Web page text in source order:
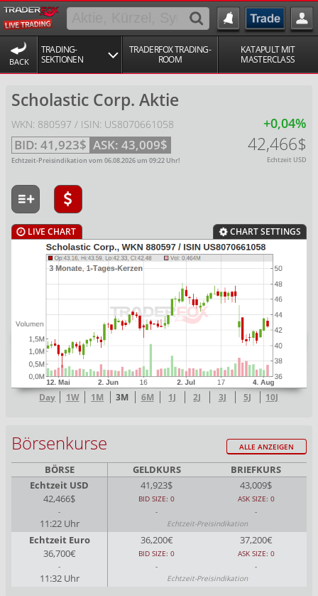
BACK
TRADING-
SEKTIONEN
TRADERFOX TRADING-
ROOM
KATAPULT MIT
MASTERCLASS
Scholastic Corp. Aktie
WKN: 880597 / ISIN: US8070661058
BID:41,923$ ASK:43,009$
Echtzeit-Preisindikation vom 06.08.2026um 09:22 Uhr!
+0,04%
42,466$
Echtzeit USD
LIVE CHART CHART SETTINGS
Day 1W 1M 3M 6M 1J 2J 3J 5J 10J
Börsenkurse ALLE ANZEIGEN
BÖRSE GELDKURS
BRIEFKURS
Echtzeit USD
41,923$
43,009$
42,466$
BID SIZE: 0
ASK SIZE: 0
-
- -
11:22 Uhr Echtzeit-Preisindikation
Echtzeit Euro 36,200€
37,200€
36,700€
BID SIZE: 0
ASK SIZE: 0
-
- -
11:32 Uhr Echtzeit-Preisindikation